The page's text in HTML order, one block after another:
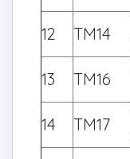
12 TM14
13
TM16
14 TM17